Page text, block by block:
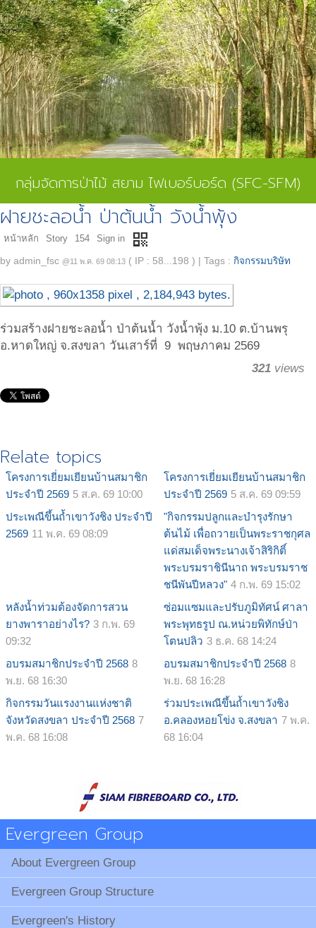
กลุ่มจัดการป่าไม้ สยาม ไฟเบอร์บอร์ด (SFC-SFM)
ฝายชะลอน้ำ ป่าต้นน้ำ วังน้ำพุ้ง
หน้าหลัก Story 154 Sign in qr_code
by admin_fsc @11 พ.ค. 69 08:13 ( IP : 58...198 ) Tags : กิจกรรมบริษัท
ร่วมสร้างฝายชะลอน้ำ ป่าต้นน้ำ วังน้ำพุ้ง ม.10 ต.บ้านพรุ
อ.หาดใหญ่ จ.สงขลา วันเสาร์ที่ 9 พฤษภาคม 2569
321 views
Relate topics
โครงการเยี่ยมเยียนบ้านสมาชิก
ประจำปี 2569 5 ส.ค. 69 10:00
โครงการเยี่ยมเยียนบ้านสมาชิก
ประจำปี 2569 5 ส.ค. 69 09:59
ประเพณีขึ้นถ้ำเขาวังชิง ประจำปี
2569 11 พ.ค. 69 08:09
"กิจกรรมปลูกและบำรุงรักษา
ต้นไม้ เพื่อถวายเป็นพระราชกุศล
แด่สมเด็จพระนางเจ้าสิริกิติ์
พระบรมราชินีนาถ พระบรมราช
ชนีพันปีหลวง" 4 ก.พ. 69 15:02
หลังน้ำท่วมต้องจัดการสวน
ยางพาราอย่างไร? 3 ก.พ. 69
09:32
ซ่อมแซมและปรับภูมิทัศน์ ศาลา
พระพุทธรูป ณ.หน่วยพิทักษ์ป่า
โตนปลิว 3 ธ.ค. 68 14:24
อบรมสมาชิกประจำปี 2568 8
พ.ย. 68 16:30
อบรมสมาชิกประจำปี 2568 8
พ.ย. 68 16:28
กิจกรรมวันแรงงานแห่งชาติ
จังหวัดสงขลา ประจำปี 2568 7
พ.ค. 68 16:08
ร่วมประเพณีขึ้นถ้ำเขาวังชิง
อ.คลองหอยโข่ง จ.สงขลา 7 พ.ค.
68 16:04
Evergreen Group
About Evergreen Group
Evergreen Group Structure
Evergreen's History